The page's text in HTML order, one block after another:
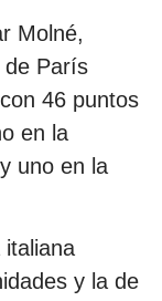
Molné,
de París
46 puntos
en la
uno en la
y la de